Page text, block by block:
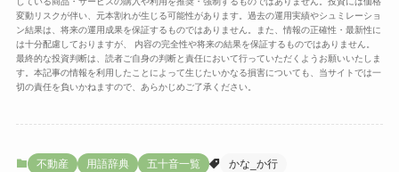
変動リスクが伴い、元本割れが生じる可能性があります。過去の運用実績やシュミレーショ
ン結果は、将来の運用成果を保証するものではありません。また、情報の正確性・最新性に
は十分配慮しておりますが、 内容の完全性や将来の結果を保証するものではありません。
最終的な投資判断は、読者ご自身の判断と責任において行っていただくようお願いいたしま
す。本記事の情報を利用したことによって生じたいかなる損害についても、当サイトでは一
切の責任を負いかねますので、あらかじめご了承ください。
不動産 用語辞典 五十音一覧 かな_か行